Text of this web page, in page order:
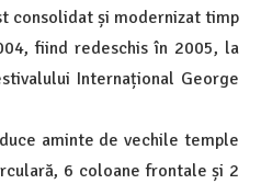
consolidat și modernizat timp
fiind redeschis în 2005, la
Internațional George
aminte de vechile temple
6 coloane frontale și 2